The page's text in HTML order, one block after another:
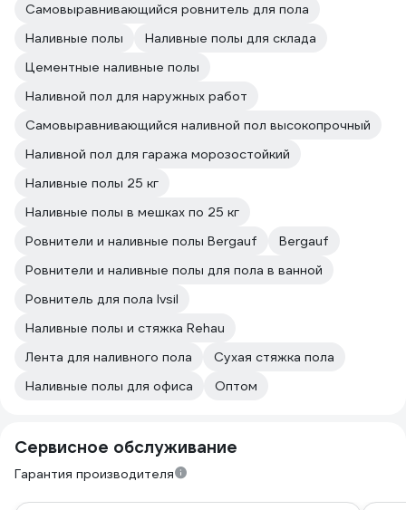
Самовыравнивающийся ровнитель для пола
Наливные полы
Наливные полы для склада
Цементные наливные полы
Наливной пол для наружных работ
Самовыравнивающийся наливной пол высокопрочный
Наливной пол для гаража морозостойкий
Наливные полы 25 кг
Наливные полы в мешках по 25 кг
Ровнители и наливные полы Bergauf
Bergauf
Ровнители и наливные полы для пола в ванной
Ровнитель для пола Ivsil
Наливные полы и стяжка Rehau
Лента для наливного пола
Сухая стяжка пола
Наливные полы для офиса
Оптом
Сервисное обслуживание
Гарантия производителя